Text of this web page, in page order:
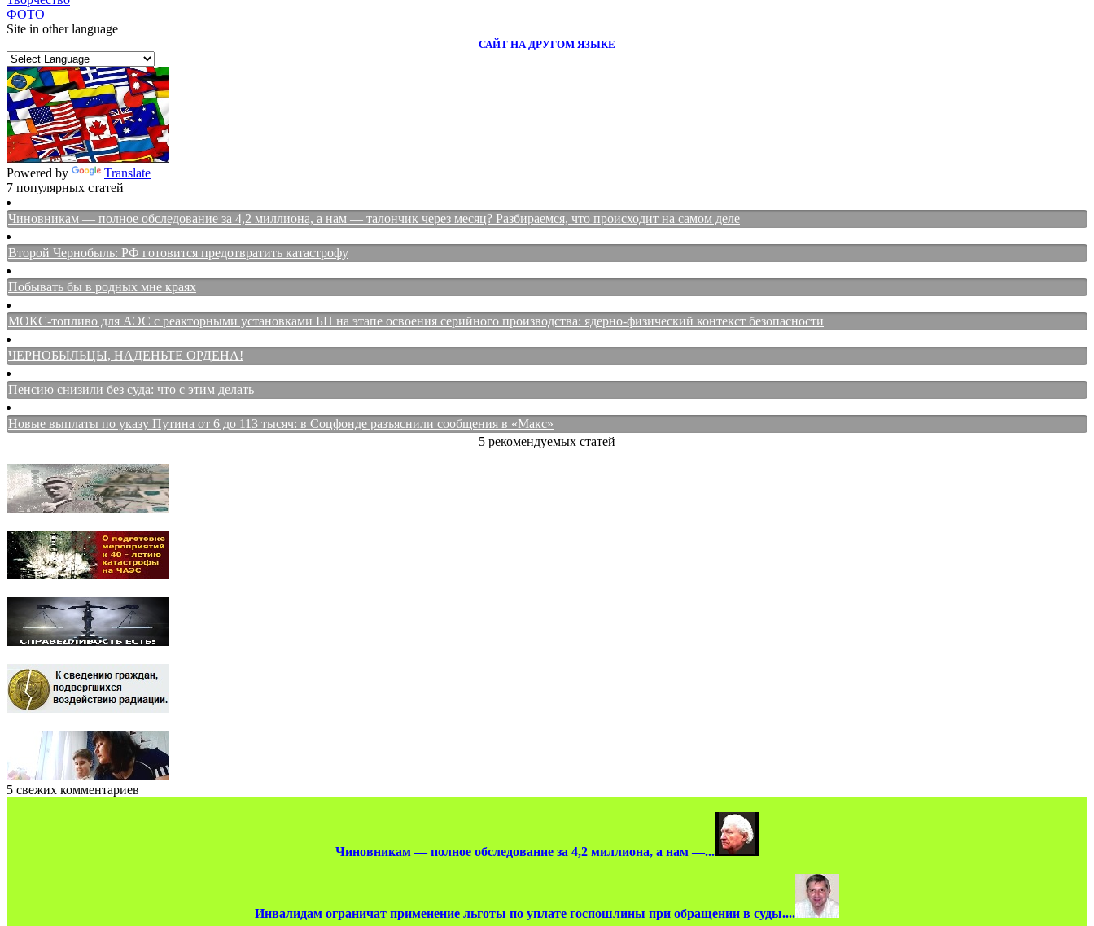
ФОТО
Site in other language
САЙТ НА ДРУГОМ ЯЗЫКЕ
Powered by
Translate
7 популярных статей
Чиновникам — полное обследование за 4,2 миллиона, а нам — талончик через месяц? Разбираемся, что происходит на самом деле
Второй Чернобыль: РФ готовится предотвратить катастрофу
Побывать бы в родных мне краях
МОКС-топливо для АЭС с реакторными установками БН на этапе освоения серийного производства: ядерно-физический контекст безопасности
ЧЕРНОБЫЛЬЦЫ, НАДЕНЬТЕ ОРДЕНА!
Пенсию снизили без суда: что с этим делать
Новые выплаты по указу Путина от 6 до 113 тысяч: в Соцфонде разъяснили сообщения в «Макс»
5 рекомендуемых статей
5 свежих комментариев
Чиновникам — полное обследование за 4,2 миллиона, а нам —...
Инвалидам ограничат применение льготы по уплате госпошлины при обращении в суды....